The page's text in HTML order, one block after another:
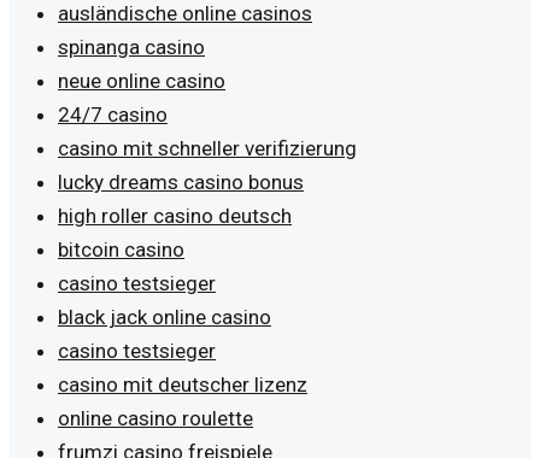
ausländische online casinos
spinanga casino
neue online casino
24/7 casino
casino mit schneller verifizierung
lucky dreams casino bonus
high roller casino deutsch
bitcoin casino
casino testsieger
black jack online casino
casino testsieger
casino mit deutscher lizenz
online casino roulette
frumzi casino freispiele